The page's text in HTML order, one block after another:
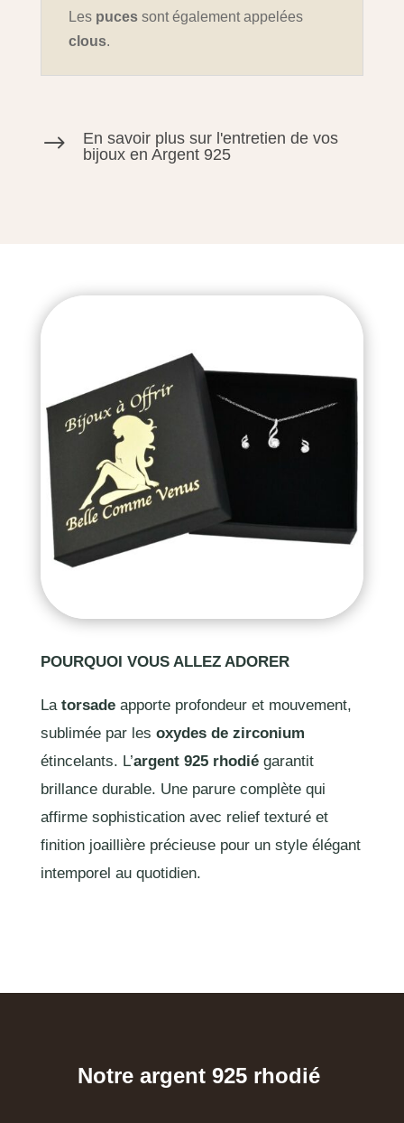
Les pucessont également appelées
clous.
$
En savoir plus sur l'entretien de vos
bijoux en Argent 925
POURQUOI VOUS ALLEZ ADORER
La torsadeapporte profondeur et mouvement,
sublimée par les oxydes de zirconium
étincelants. L’argent 925 rhodiégarantit
brillance durable. Une parure complète qui
affirme sophistication avec relief texturé et
finition joaillière précieuse pour un style élégant
intemporel au quotidien.
Notre argent 925 rhodié